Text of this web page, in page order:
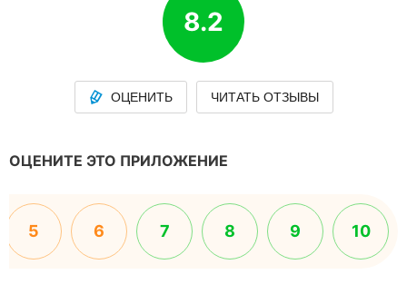
8.2
ОЦЕНИТЬ ЧИТАТЬ ОТЗЫВЫ
ОЦЕНИТЕ ЭТО ПРИЛОЖЕНИЕ
5 6 7 8 9 10